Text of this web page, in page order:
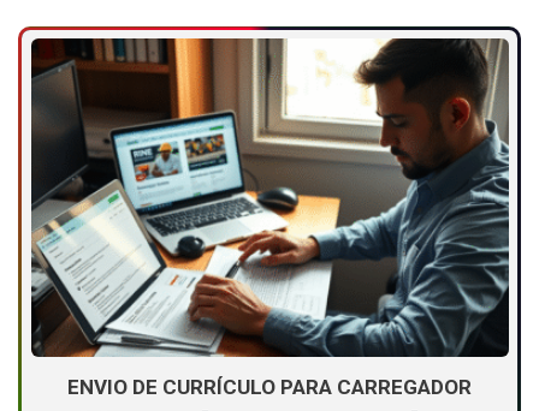
ENVIO DE CURRÍCULO PARA CARREGADOR